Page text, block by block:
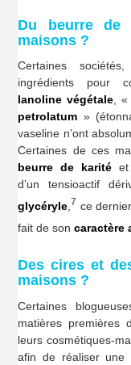
Du beurre de
maisons ?
Certaines
ingrédients pour
lanoline végétale, «
petrolatum »
vaseline n’ont
Certaines de ces
beurre de karitéet
d’un tensioactif
glycéryle 7 ce
fait de soncaractère
Des cires et
maisons ?
Certaines
matières premières
leurs cosmétiques-
afin de réaliser une